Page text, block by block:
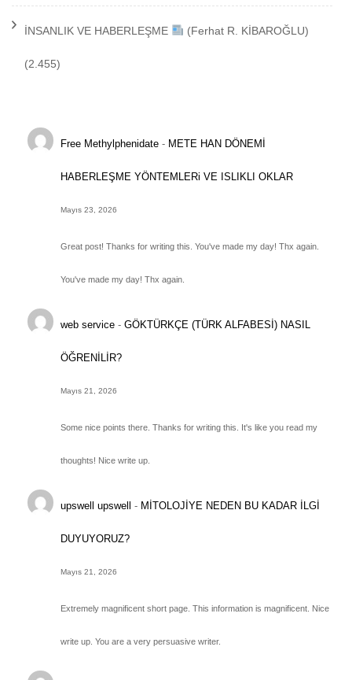
İNSANLIK VE HABERLEŞME (Ferhat R. KİBAROĞLU)
(2.455)
Free Methylphenidate - METE HAN DÖNEMİ
HABERLEŞME YÖNTEMLERi VE ISLIKLI OKLAR
Mayıs 23, 2026
Great post! Thanks for writing this. You've made my day! Thx again.
You've made my day! Thx again.
web service -GÖKTÜRKÇE (TÜRK ALFABESİ) NASIL
ÖĞRENİLİR?
Mayıs 21, 2026
Some nice points there. Thanks for writing this. It's like you read my
thoughts! Nice write up.
upswell upswell - MİTOLOJİYE NEDEN BU KADAR İLGİ
DUYUYORUZ?
Mayıs 21, 2026
Extremely magnificent short page. This information is magnificent. Nice
write up. You are a very persuasive writer.